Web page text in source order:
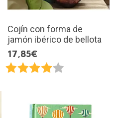
Cojín con forma de
jamón ibérico de bellota
17,85€